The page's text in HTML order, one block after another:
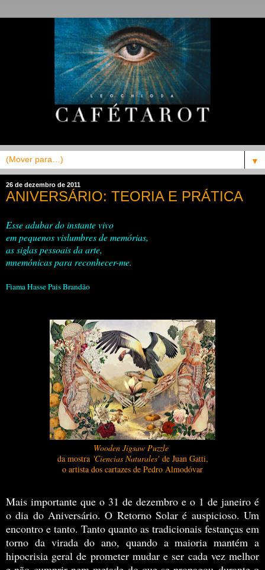
▼
26 de dezembro de 2011
ANIVERSÁRIO: TEORIA E PRÁTICA
Esse adubar do instante vivo
em pequenos vislumbres de memórias,
as siglas pessoais da arte,
mnemónicas para reconhecer-me.
Fiama Hasse Pais Brandão
Wooden Jigsaw Puzzle
da mostra 'Ciencias Naturales' de Juan Gatti,
o artista dos cartazes de Pedro Almodóvar
Mais importante que o 31 de dezembro e o 1 de janeiro é
o dia do Aniversário. O Retorno Solar é auspicioso. Um
encontro e tanto. Tanto quanto as tradicionais festanças em
torno da virada do ano, quando a maioria mantém a
hipocrisia geral de prometer mudar e ser cada vez melhor